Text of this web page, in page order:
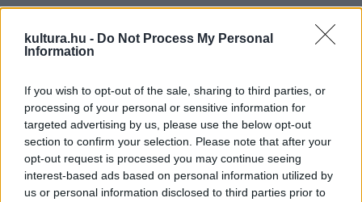
kultura.hu - Do Not Process My Personal
Information
If you wish to opt-out of the sale, sharing to third parties, or
processing of your personal or sensitive information for
targeted advertising by us, please use the below opt-out
section to confirm your selection. Please note that after your
opt-out request is processed you may continue seeing
interest-based ads based on personal information utilized by
us or personal information disclosed to third parties prior to
elveszett kutyáról, egy fél pár cipőről vagy az iskola előtti
szoborról, amelyiknek nem volt orra ? sorolta.
avatták fel. Amióta mi az Újlipótvárosban lakunk, le volt
törve a szobor orra, a gyerekeket nagyon izgatta a kérdés,
hogy mi történhetett vele. Az egész mesélés
tulajdonképpen ebből indult ki: az elveszett orr
történetének ezer különböző változata született meg,